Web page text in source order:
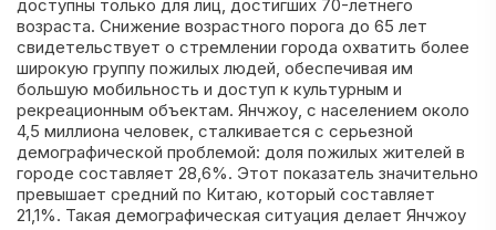
доступны только для лиц, достигших 70-летнего
возраста. Снижение возрастного порога до 65 лет
свидетельствует о стремлении города охватить более
широкую группу пожилых людей, обеспечивая им
большую мобильность и доступ к культурным и
рекреационным объектам. Янчжоу, с населением около
4,5 миллиона человек, сталкивается с серьезной
демографической проблемой: доля пожилых жителей в
городе составляет 28,6%. Этот показатель значительно
превышает средний по Китаю, который составляет
21,1%. Такая демографическая ситуация делает Янчжоу